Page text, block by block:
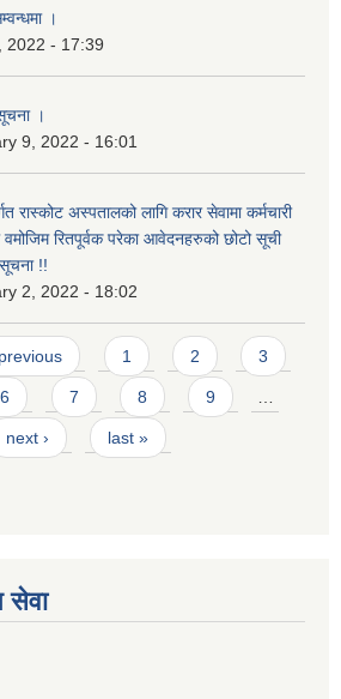
।
2022 - 17:39
।
9, 2022 - 16:01
रास्कोट अस्पतालको लागि करार सेवामा कर्मचारी
रितपूर्वक परेका आवेदनहरुको छोटो सूची
!!
2, 2022 - 18:02
1 2 3
6 7 8 9 …
next › last »
सेवा